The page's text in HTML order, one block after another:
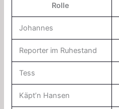
Rolle
Johannes
Reporter im Ruhestand
Tess
Käpt’n Hansen